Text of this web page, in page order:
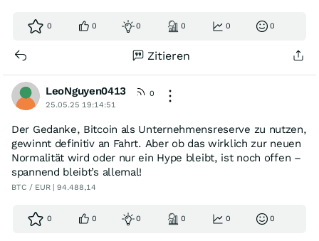
0 0 0 0 0 0
Zitieren
LeoNguyen0413
0
25.05.25 19:14:51
Der Gedanke, Bitcoin als Unternehmensreserve zu nutzen,
gewinnt definitiv an Fahrt. Aber ob das wirklich zur neuen
Normalität wird oder nur ein Hype bleibt, ist noch offen –
spannend bleibt’s allemal!
BTC / EUR | 94.488,14
0 0 0 0 0 0